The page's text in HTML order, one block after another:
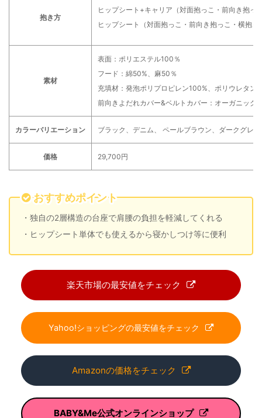
抱き方
ヒップシート+キャリア（対面抱っこ・前向き抱っ
ヒップシート（対面抱っこ・前向き抱っこ・横抱っ
素材
表面：ポリエステル100％
フード：綿50%、麻50％
充填材：発泡ポリプロピレン100%、ポリウレタン
前向きよだれカバー&ベルトカバー：オーガニック
カラーバリエーション ブラック、デニム、 ペールブラウン、ダークグレー
価格 29,700円
おすすめポイント
・独自の2層構造の台座で肩腰の負担を軽減してくれる
・ヒップシート単体でも使えるから寝かしつけ等に便利
楽天市場の最安値をチェック
Yahoo!ショッピングの最安値をチェック
Amazonの価格をチェック
BABY&Me公式オンラインショップ